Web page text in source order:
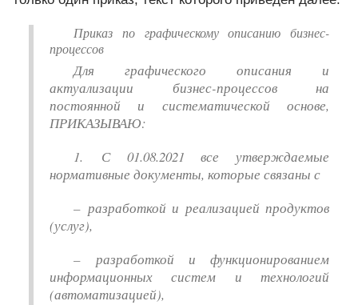
Приказ по графическому описанию бизнес-
процессов
Для графического описания и
актуализации бизнес-процессов на
постоянной и систематической основе,
ПРИКАЗЫВАЮ:
1. С 01.08.2021 все утверждаемые
нормативные документы, которые связаны с
– разработкой и реализацией продуктов
(услуг),
– разработкой и функционированием
информационных систем и технологий
(автоматизацией),